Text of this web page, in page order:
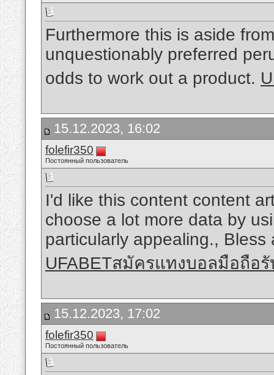
Furthermore this is aside
unquestionably preferred
odds to work out a product.
15.12.2023, 16:02
folefir350
Постоянный пользователь
I'd like this content content
choose a lot more data by
particularly appealing.,
UFABETสมัครแทงบอลมือถือรั
15.12.2023, 17:02
folefir350
Постоянный пользователь